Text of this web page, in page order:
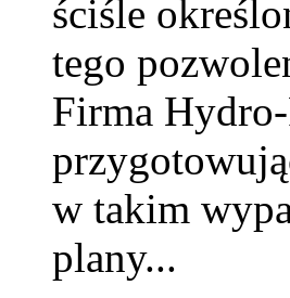
ściśle
tego
Firma
w takim
plany...